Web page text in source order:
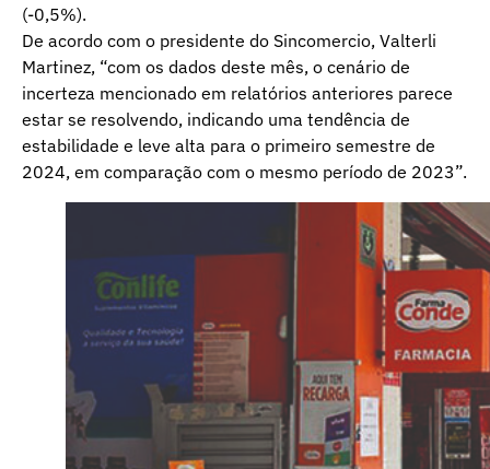
(-0,5%).
De acordo com o presidente do Sincomercio, Valterli
Martinez, “com os dados deste mês, o cenário de
incerteza mencionado em relatórios anteriores parece
estar se resolvendo, indicando uma tendência de
estabilidade e leve alta para o primeiro semestre de
2024, em comparação com o mesmo período de 2023”.